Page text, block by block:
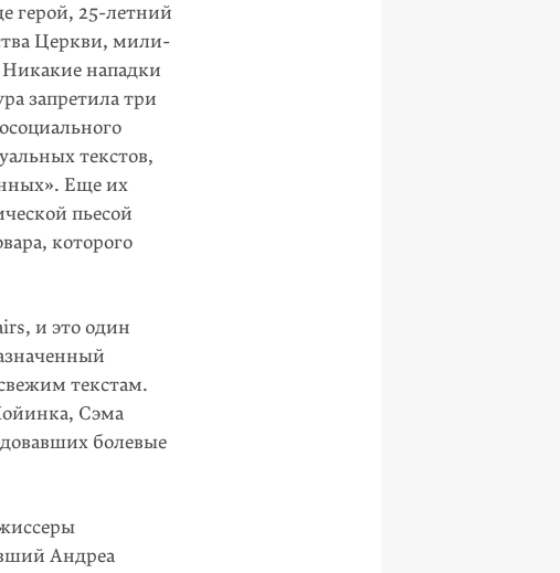
герой, 25-летний
Церкви, мили­
нападки
запретила три
текстов,
Еще их
пьесой
которого
и это один
текстам.
Сэма
болевые
Андреа